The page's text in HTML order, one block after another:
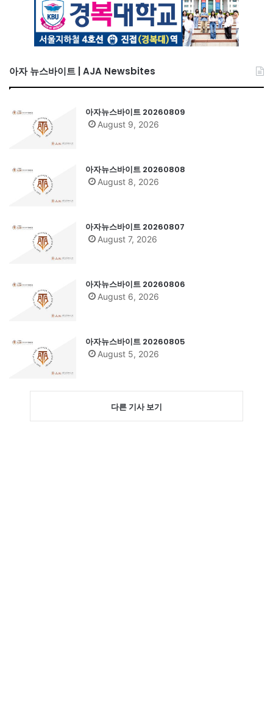
아자 뉴스바이트 | AJA Newsbites
아자뉴스바이트 20260809
August 9, 2026
아자뉴스바이트 20260808
August 8, 2026
아자뉴스바이트 20260807
August 7, 2026
아자뉴스바이트 20260806
August 6, 2026
아자뉴스바이트 20260805
August 5, 2026
다른 기사 보기